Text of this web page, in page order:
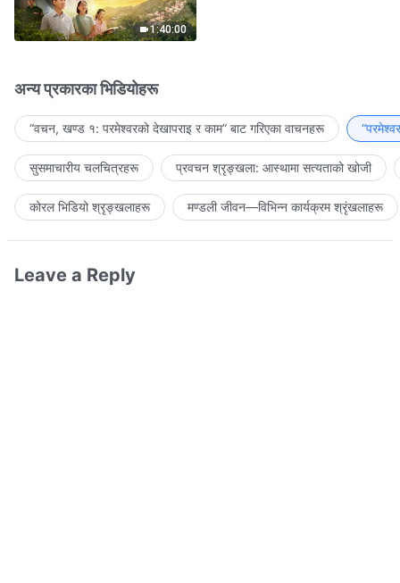
1:40:00
अन्य प्रकारका भिडियोहरू
“वचन, खण्ड १: परमेश्‍वरको देखापराइ र काम” बाट गरिएका वाचनहरू
सुसमाचारीय चलचित्रहरू प्रवचन श्रृङ्खला: आस्थामा सत्यताको खोजी
कोरल भिडियो श्रृङ्खलाहरू मण्डली जीवन—विभिन्‍न कार्यक्रम श्रृंखलाहरू
Leave a Reply